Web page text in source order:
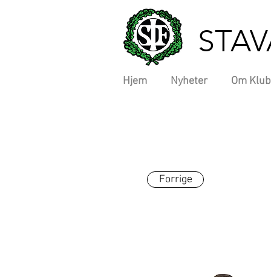
Hjem Nyheter Om
Forrige